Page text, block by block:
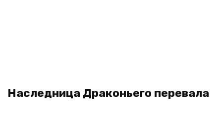
Наследница Драконьего перевала